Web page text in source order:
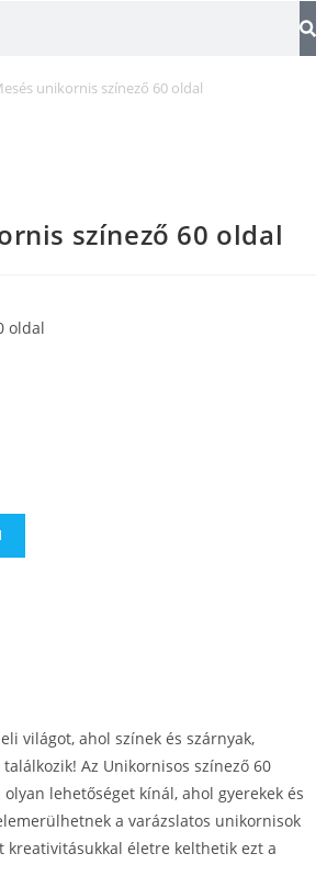
unikornis színező 60 oldal
színező 60 oldal
oldal
világot, ahol színek és szárnyak,
Az Unikornisos színező 60
olyan lehetőséget kínál, ahol gyerekek és
a varázslatos unikornisok
kreativitásukkal életre kelthetik ezt a